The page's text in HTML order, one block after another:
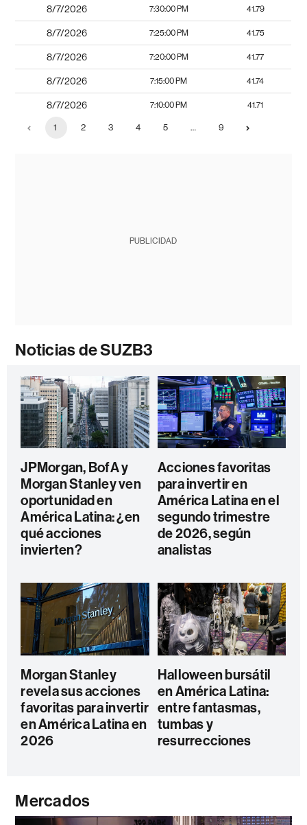
8/7/2026 7:30:00 PM 41.79
8/7/2026 7:25:00 PM 41.75
8/7/2026 7:20:00 PM 41.77
8/7/2026 7:15:00 PM 41.74
8/7/2026 7:10:00 PM 41.71
1 2 3 4 5 … 9
PUBLICIDAD
Noticias de SUZB3
JPMorgan, BofA y
Morgan Stanley ven
oportunidad en
América Latina: ¿en
qué acciones
invierten?
Acciones favoritas
para invertir en
América Latina en el
segundo trimestre
de 2026, según
analistas
Morgan Stanley
revela sus acciones
favoritas para invertir
en América Latina en
2026
Halloween bursátil
en América Latina:
entre fantasmas,
tumbas y
resurrecciones
Mercados